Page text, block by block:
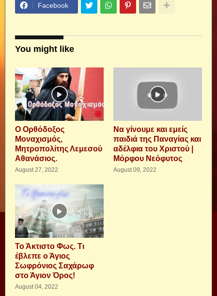
Facebook
You might like
Ο Ορθόδοξος
Μοναχισμός,
Μητροπολίτης Λεμεσού
Αθανάσιος.
August 27, 2022
Να γίνουμε και εμείς
παιδιά της Παναγίας και
αδέλφια του Χριστού |
Μόρφου Νεόφυτος
August 09, 2022
Το Άκτιστο Φως. Τι
έβλεπε ο Άγιος
Σωφρόνιος Σαχάρωφ
στο Άγιον Όρος!
August 04, 2022